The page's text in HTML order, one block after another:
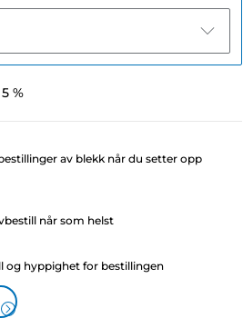
%
av blekk når du setter opp
når som helst
og hyppighet for bestillingen